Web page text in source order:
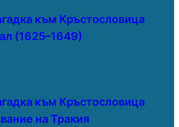
към Кръстословица
(1625–1649)
към Кръстословица
на Тракия